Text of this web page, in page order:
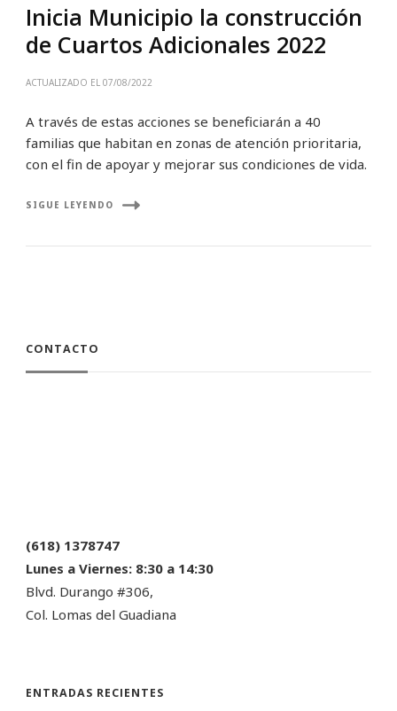
Inicia Municipio la construcción
de Cuartos Adicionales 2022
ACTUALIZADO EL 07/08/2022
A través de estas acciones se beneficiarán a 40
familias que habitan en zonas de atención prioritaria,
con el fin de apoyar y mejorar sus condiciones de vida.
SIGUE LEYENDO
CONTACTO
(618) 1378747
Lunes a Viernes: 8:30 a 14:30
Blvd. Durango #306,
Col. Lomas del Guadiana
ENTRADAS RECIENTES